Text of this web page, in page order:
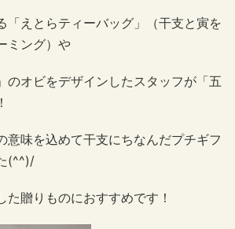
「えとらティーバッグ」（干支と寅を
ミング）や
のオビをデザインしたスタッフが「五
意味を込めて干支にちなんだプチギフ
(^^)/
た贈りものにおすすめです！